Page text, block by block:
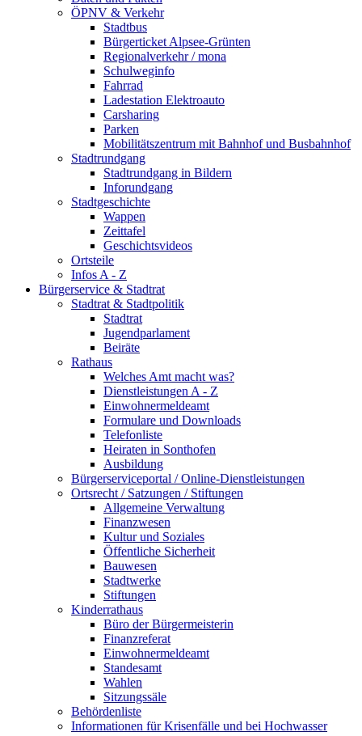
ÖPNV & Verkehr
Stadtbus
Bürgerticket Alpsee-Grünten
Regionalverkehr / mona
Schulweginfo
Fahrrad
Ladestation Elektroauto
Carsharing
Parken
Mobilitätszentrum mit Bahnhof und Busbahnhof
Stadtrundgang
Stadtrundgang in Bildern
Inforundgang
Stadtgeschichte
Wappen
Zeittafel
Geschichtsvideos
Ortsteile
Infos A - Z
Bürgerservice & Stadtrat
Stadtrat & Stadtpolitik
Stadtrat
Jugendparlament
Beiräte
Rathaus
Welches Amt macht was?
Dienstleistungen A - Z
Einwohnermeldeamt
Formulare und Downloads
Telefonliste
Heiraten in Sonthofen
Ausbildung
Bürgerserviceportal / Online-Dienstleistungen
Ortsrecht / Satzungen / Stiftungen
Allgemeine Verwaltung
Finanzwesen
Kultur und Soziales
Öffentliche Sicherheit
Bauwesen
Stadtwerke
Stiftungen
Kinderrathaus
Büro der Bürgermeisterin
Finanzreferat
Einwohnermeldeamt
Standesamt
Wahlen
Sitzungssäle
Behördenliste
Informationen für Krisenfälle und bei Hochwasser